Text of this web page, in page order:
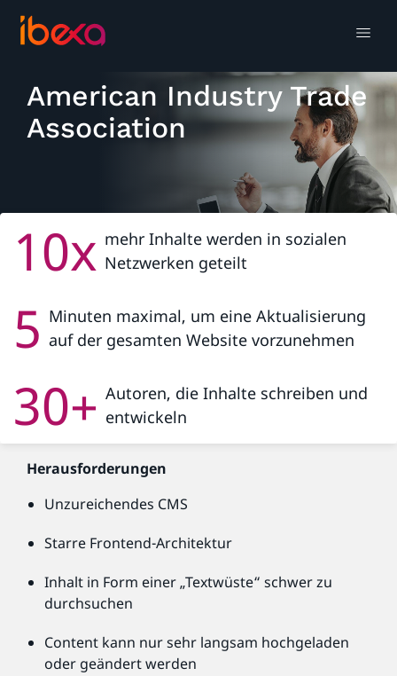
American Industry Trade
Association
Success Story herunterladen
10x mehr Inhalte werden in sozialen
Netzwerken geteilt
5 Minuten maximal, um eine Aktualisierung
auf der gesamten Website vorzunehmen
30+ Autoren, die Inhalte schreiben und
entwickeln
Herausforderungen
Unzureichendes CMS
Starre Frontend-Architektur
Inhalt in Form einer „Textwüste“ schwer zu
durchsuchen
Content kann nur sehr langsam hochgeladen
oder geändert werden